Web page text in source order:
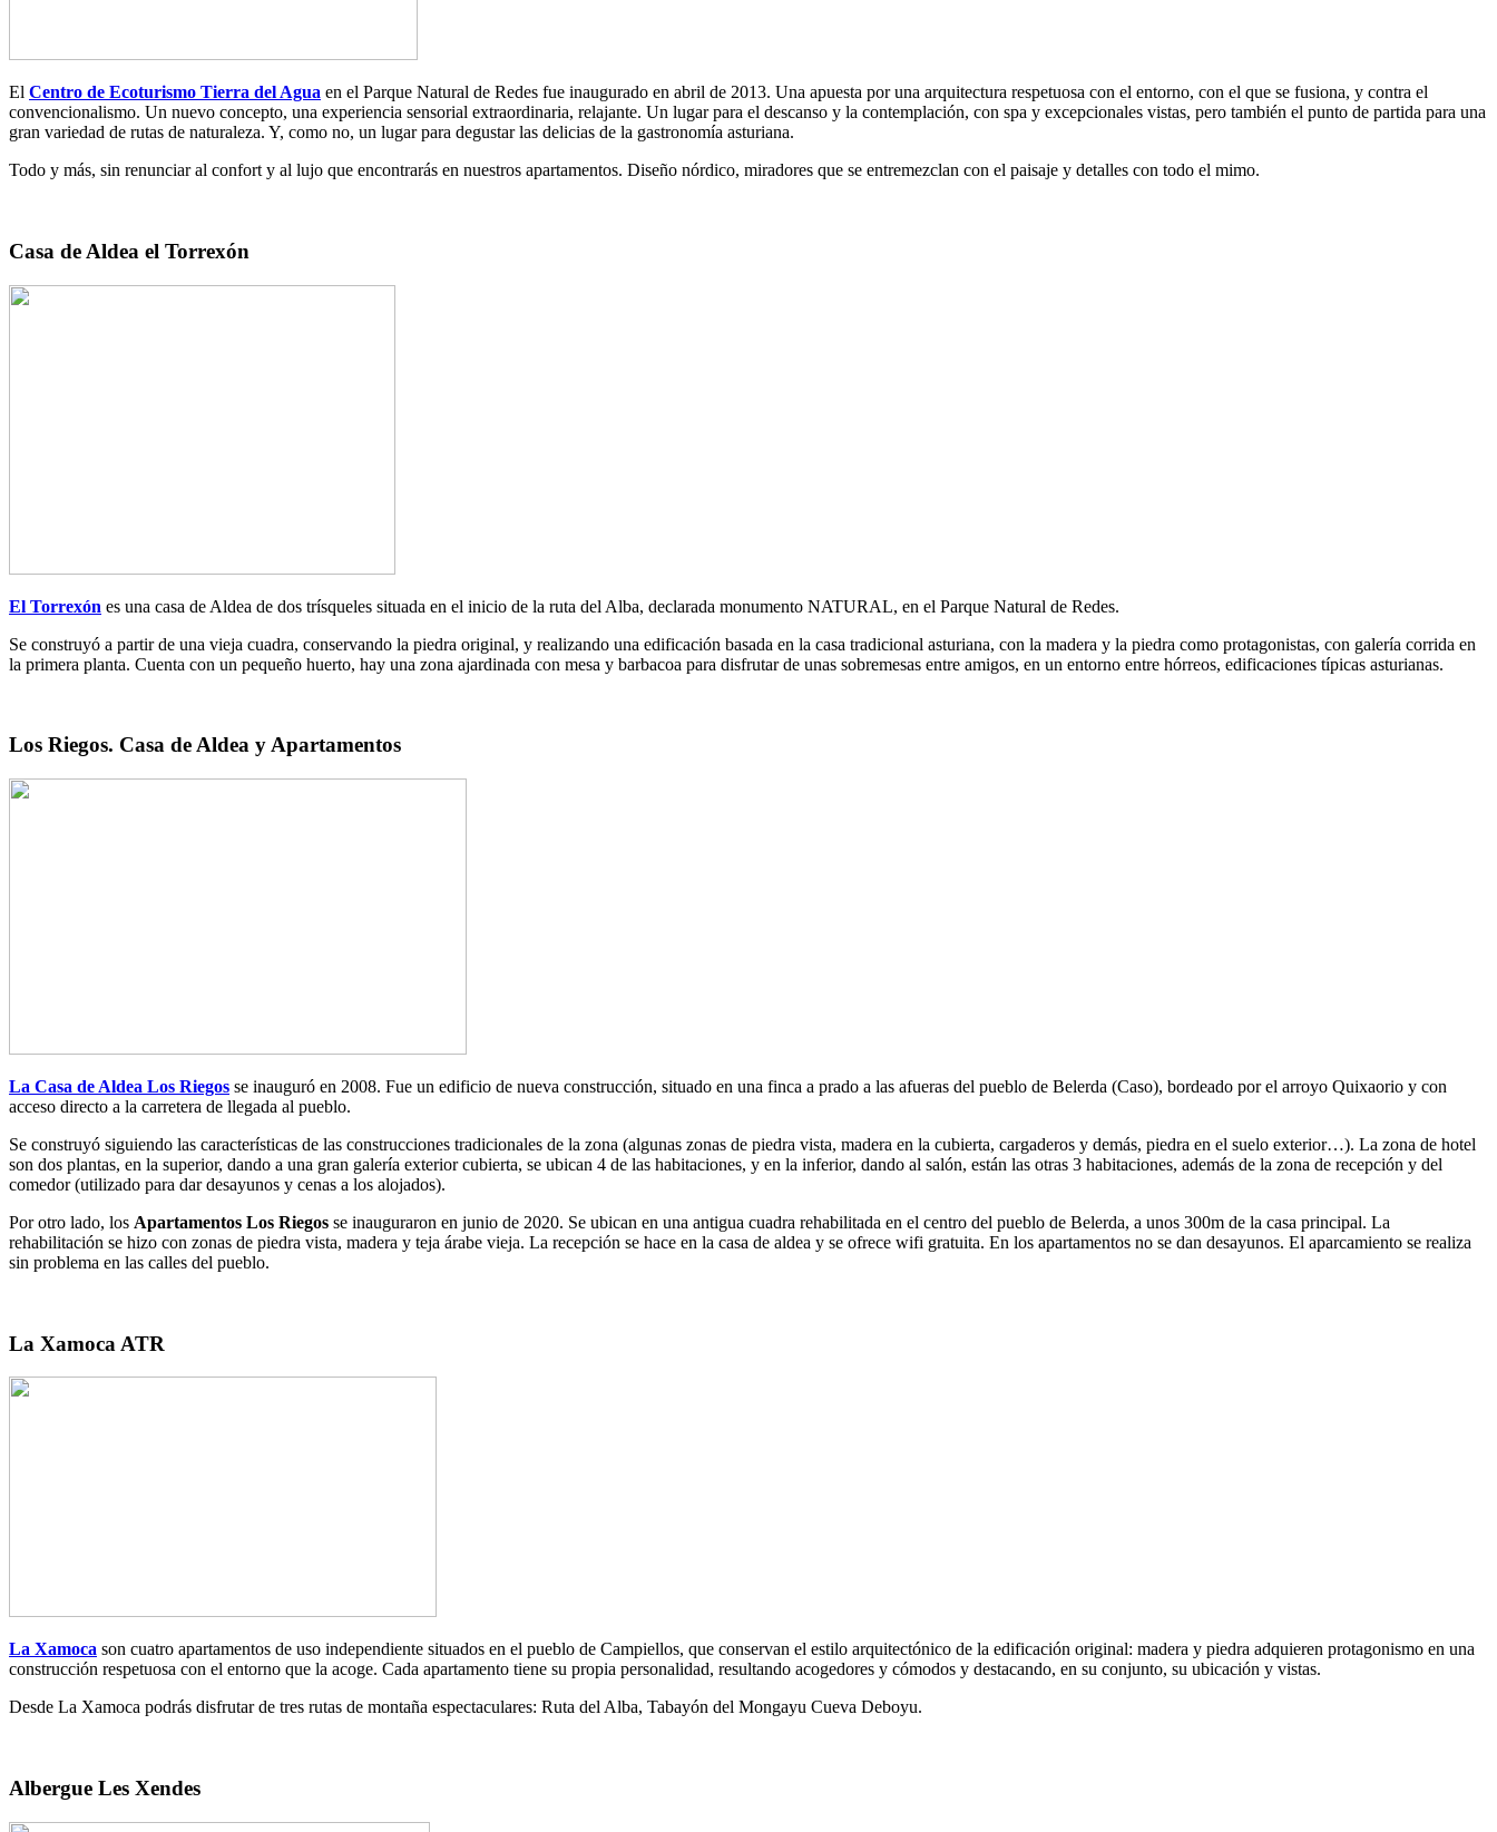
El Centro de Ecoturismo Tierra del Agua en el Parque Natural de Redes fue inaugurado en abril de 2013. Una apuesta por una arquitectura respetuosa con el entorno, con el que se fusiona, y contra el
convencionalismo. Un nuevo concepto, una experiencia sensorial extraordinaria, relajante. Un lugar para el descanso y la contemplación, con spa y excepcionales vistas, pero también el punto de partida para una
gran variedad de rutas de naturaleza. Y, como no, un lugar para degustar las delicias de la gastronomía asturiana.
Todo y más, sin renunciar al confort y al lujo que encontrarás en nuestros apartamentos. Diseño nórdico, miradores que se entremezclan con el paisaje y detalles con todo el mimo.
Casa de Aldea el Torrexón
El Torrexón es una casa de Aldea de dos trísqueles situada en el inicio de la ruta del Alba, declarada monumento NATURAL, en el Parque Natural de Redes.
Se construyó a partir de una vieja cuadra, conservando la piedra original, y realizando una edificación basada en la casa tradicional asturiana, con la madera y la piedra como protagonistas, con galería corrida en
la primera planta. Cuenta con un pequeño huerto, hay una zona ajardinada con mesa y barbacoa para disfrutar de unas sobremesas entre amigos, en un entorno entre hórreos, edificaciones típicas asturianas.
Los Riegos. Casa de Aldea y Apartamentos
La Casa de Aldea Los Riegos se inauguró en 2008. Fue un edificio de nueva construcción, situado en una finca a prado a las afueras del pueblo de Belerda (Caso), bordeado por el arroyo Quixaorio y con
acceso directo a la carretera de llegada al pueblo.
Se construyó siguiendo las características de las construcciones tradicionales de la zona (algunas zonas de piedra vista, madera en la cubierta, cargaderos y demás, piedra en el suelo exterior…). La zona de hotel
son dos plantas, en la superior, dando a una gran galería exterior cubierta, se ubican 4 de las habitaciones, y en la inferior, dando al salón, están las otras 3 habitaciones, además de la zona de recepción y del
comedor (utilizado para dar desayunos y cenas a los alojados).
Por otro lado, los Apartamentos Los Riegos se inauguraron en junio de 2020. Se ubican en una antigua cuadra rehabilitada en el centro del pueblo de Belerda, a unos 300m de la casa principal. La
rehabilitación se hizo con zonas de piedra vista, madera y teja árabe vieja. La recepción se hace en la casa de aldea y se ofrece wifi gratuita. En los apartamentos no se dan desayunos. El aparcamiento se realiza
sin problema en las calles del pueblo.
La Xamoca ATR
La Xamoca son cuatro apartamentos de uso independiente situados en el pueblo de Campiellos, que conservan el estilo arquitectónico de la edificación original: madera y piedra adquieren protagonismo en una
construcción respetuosa con el entorno que la acoge. Cada apartamento tiene su propia personalidad, resultando acogedores y cómodos y destacando, en su conjunto, su ubicación y vistas.
Desde La Xamoca podrás disfrutar de tres rutas de montaña espectaculares: Ruta del Alba, Tabayón del Mongayu Cueva Deboyu.
Albergue Les Xendes